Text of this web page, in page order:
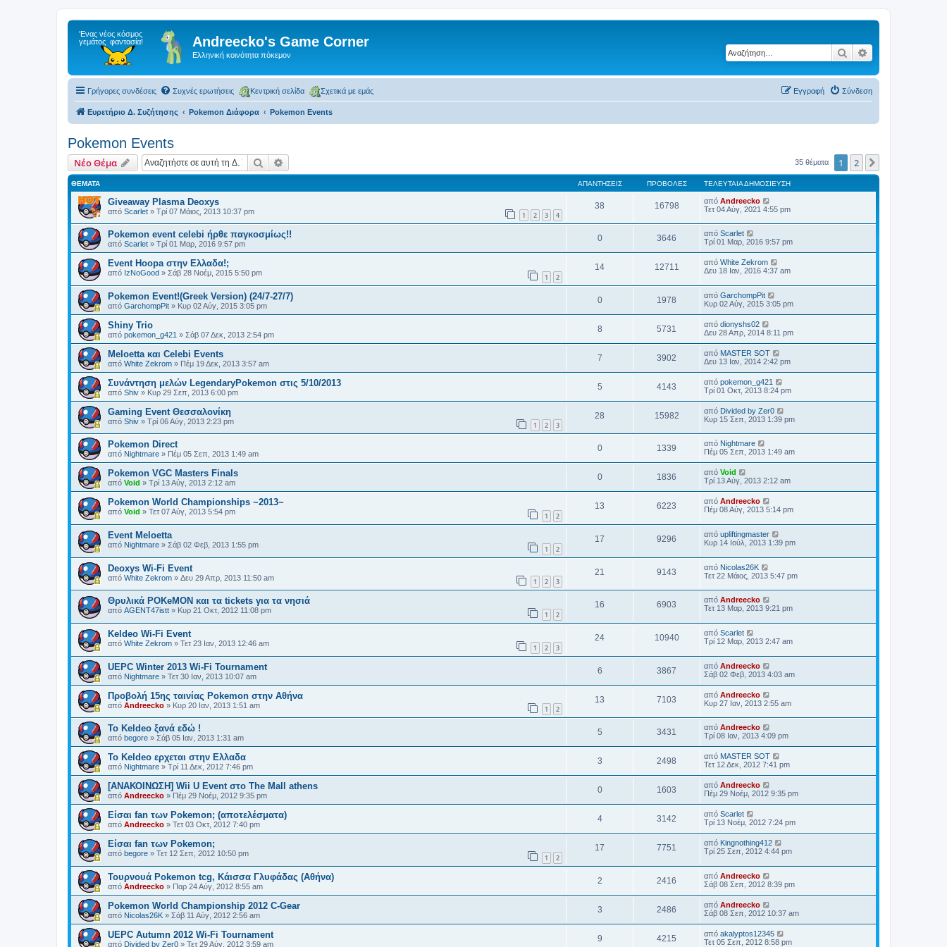
Andreecko's Game Corner
Ελληνική κοινότητα πόκεμον Αναζήτηση
Γρήγορες συνδέσεις Συχνές ερωτήσεις Κεντρική σελίδα Σχετικά με εμάς Σύνδεση
Εγγραφή
Ευρετήριο Δ. Συζήτησης Pokemon Διάφορα Pokemon Events
Pokemon Events
Νέο Θέμα Αναζήτηση 35 θέματα 1 2
ΘΈΜΑΤΑ ΑΠΑΝΤΉΣΕΙΣ ΠΡΟΒΟΛΈΣ ΤΕΛΕΥΤΑΊΑ ΔΗΜΟΣΊΕΥΣΗ
Giveaway Plasma Deoxys
από Scarlet » Τρί 07 Μάιος, 2013 10:37 pm 1 2 3 4
38 16798 από Andreecko
Τετ 04 Αύγ, 2021 4:55 pm
Pokemon event celebi ήρθε παγκοσμίως!!
από Scarlet » Τρί 01 Μαρ, 2016 9:57 pm
0 3646 από Scarlet
Τρί 01 Μαρ, 2016 9:57 pm
Event Hoopa στην Ελλαδα!;
από IzNoGood » Σάβ 28 Νοέμ, 2015 5:50 pm 1 2
14 12711 από White Zekrom
Δευ 18 Ιαν, 2016 4:37 am
Pokemon Event!(Greek Version) (24/7-27/7)
από GarchompPit » Κυρ 02 Αύγ, 2015 3:05 pm
0 1978 από GarchompPit
Κυρ 02 Αύγ, 2015 3:05 pm
Shiny Trio
από pokemon_g421 » Σάβ 07 Δεκ, 2013 2:54 pm
8 5731 από dionyshs02
Δευ 28 Απρ, 2014 8:11 pm
Meloetta και Celebi Events
από White Zekrom » Πέμ 19 Δεκ, 2013 3:57 am
7 3902 από MASTER SOT
Δευ 13 Ιαν, 2014 2:42 pm
Συνάντηση μελών LegendaryPokemon στις 5/10/2013
από Shiv » Κυρ 29 Σεπ, 2013 6:00 pm
5 4143 από pokemon_g421
Τρί 01 Οκτ, 2013 8:24 pm
Gaming Event Θεσσαλονίκη
από Shiv » Τρί 06 Αύγ, 2013 2:23 pm 1 2 3
28 15982 από Divided by Zer0
Κυρ 15 Σεπ, 2013 1:39 pm
Pokemon Direct
από Nightmare » Πέμ 05 Σεπ, 2013 1:49 am
0 1339 από Nightmare
Πέμ 05 Σεπ, 2013 1:49 am
Pokemon VGC Masters Finals
από Void » Τρί 13 Αύγ, 2013 2:12 am
0 1836 από Void
Τρί 13 Αύγ, 2013 2:12 am
Pokemon World Championships ~2013~
από Void » Τετ 07 Αύγ, 2013 5:54 pm 1 2
13 6223 από Andreecko
Πέμ 08 Αύγ, 2013 5:14 pm
Event Meloetta
από Nightmare » Σάβ 02 Φεβ, 2013 1:55 pm 1 2
17 9296 από upliftingmaster
Κυρ 14 Ιούλ, 2013 1:39 pm
Deoxys Wi-Fi Event
από White Zekrom » Δευ 29 Απρ, 2013 11:50 am 1 2 3
21 9143 από Nicolas26K
Τετ 22 Μάιος, 2013 5:47 pm
Θρυλικά POKeMON και τα tickets για τα νησιά
από AGENT47istt » Κυρ 21 Οκτ, 2012 11:08 pm 1 2
16 6903 από Andreecko
Τετ 13 Μαρ, 2013 9:21 pm
Keldeo Wi-Fi Event
από White Zekrom » Τετ 23 Ιαν, 2013 12:46 am 1 2 3
24 10940 από Scarlet
Τρί 12 Μαρ, 2013 2:47 am
UEPC Winter 2013 Wi-Fi Tournament
από Nightmare » Τετ 30 Ιαν, 2013 10:07 am
6 3867 από Andreecko
Σάβ 02 Φεβ, 2013 4:03 am
Προβολή 15ης ταινίας Pokemon στην Αθήνα
από Andreecko » Κυρ 20 Ιαν, 2013 1:51 am 1 2
13 7103 από Andreecko
Κυρ 27 Ιαν, 2013 2:55 am
Το Keldeo ξανά εδώ !
από begore » Σάβ 05 Ιαν, 2013 1:31 am
5 3431 από Andreecko
Τρί 08 Ιαν, 2013 4:09 pm
Το Keldeo ερχεται στην Ελλαδα
από Nightmare » Τρί 11 Δεκ, 2012 7:46 pm
3 2498 από MASTER SOT
Τετ 12 Δεκ, 2012 7:41 pm
[ΑΝΑΚΟΙΝΩΣΗ] Wii U Event στο The Mall athens
από Andreecko » Πέμ 29 Νοέμ, 2012 9:35 pm
0 1603 από Andreecko
Πέμ 29 Νοέμ, 2012 9:35 pm
Είσαι fan των Pokemon; (αποτελέσματα)
από Andreecko » Τετ 03 Οκτ, 2012 7:40 pm
4 3142 από Scarlet
Τρί 13 Νοέμ, 2012 7:24 pm
Είσαι fan των Pokemon;
από begore » Τετ 12 Σεπ, 2012 10:50 pm 1 2
17 7751 από Kingnothing412
Τρί 25 Σεπ, 2012 4:44 pm
Τουρνουά Pokemon tcg, Κάισσα Γλυφάδας (Αθήνα)
από Andreecko » Παρ 24 Αύγ, 2012 8:55 am
2 2416 από Andreecko
Σάβ 08 Σεπ, 2012 8:39 pm
Pokemon World Championship 2012 C-Gear
από Nicolas26K » Σάβ 11 Αύγ, 2012 2:56 am
3 2486 από Andreecko
Σάβ 08 Σεπ, 2012 10:37 am
UEPC Autumn 2012 Wi-Fi Tournament
από Divided by Zer0 » Τετ 29 Αύγ, 2012 3:59 am
9 4215 από akalyptos12345
Τετ 05 Σεπ, 2012 8:58 pm